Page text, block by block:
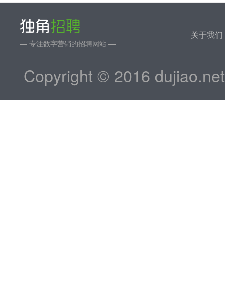
— 专注数字营销的招聘网站 —
关于我们
Copyright © 2016